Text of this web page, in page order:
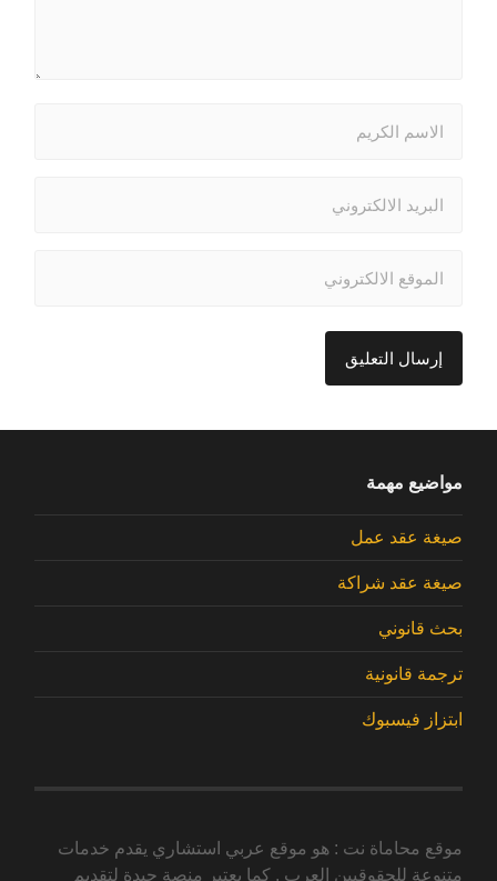
مواضيع مهمة
صيغة عقد عمل
صيغة عقد شراكة
بحث قانوني
ترجمة قانونية
ابتزاز فيسبوك
موقع محاماة نت : هو موقع عربي استشاري يقدم خدمات
متنوعة للحقوقيين العرب , كما يعتبر منصة جيدة لتقديم